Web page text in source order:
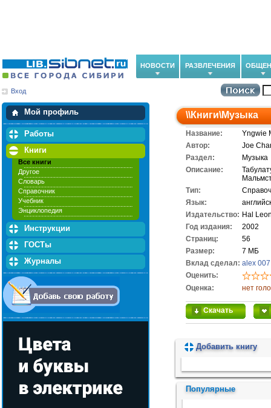
НОВОСТИ РАЗВЛЕЧЕНИЯ
Вход
Мой профиль
Мои закладки
Работы
Книги
Все книги
Другое
Словарь
Справочник
Учебник
Энциклопедия
Инструкции
ГОСТы
Журналы
\\Книги\Музыка
Название:
Yngwie
Автор:
Joe
Раздел:
Музыка
Описание:
Тип:
Язык:
Издательство: Hal
Год издания:
2002
Cтраниц:
56
Размер:
7 МБ
Вклад сделал: alex 007
Оценить:
Оценка:
нет
Скачать
Добавить книгу
Популярные